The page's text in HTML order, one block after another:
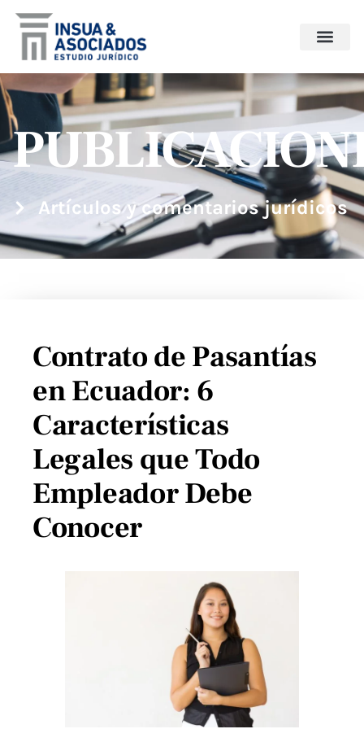
Artículos y comentarios jurídicos
Contrato de Pasantías
en Ecuador: 6
Características
Legales que Todo
Empleador Debe
Conocer